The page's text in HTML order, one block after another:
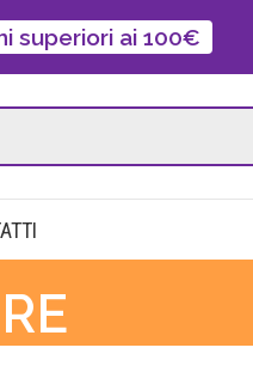
superiori ai 100€